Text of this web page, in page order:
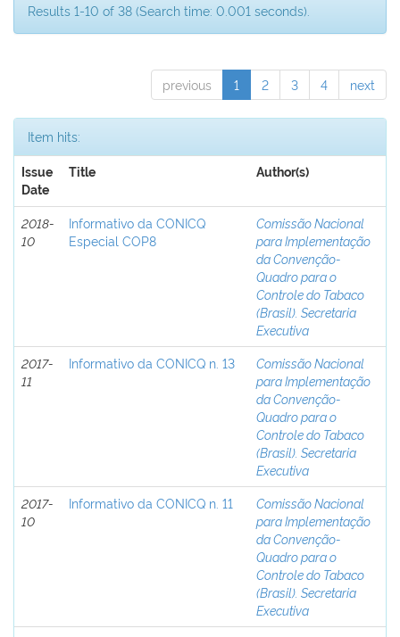
Results 1-10 of 38 (Search time: 0.001 seconds).
previous 1 2 3 4 next
Item hits:
Issue
Date
Title Author(s)
2018-
10
Informativo da CONICQ
Especial COP8
Comissão Nacional
para Implementação
da Convenção-
Quadro para o
Controle do Tabaco
(Brasil). Secretaria
Executiva
2017-
11
Informativo da CONICQ n. 13
Comissão Nacional
para Implementação
da Convenção-
Quadro para o
Controle do Tabaco
(Brasil). Secretaria
Executiva
2017-
10
Informativo da CONICQ n. 11
Comissão Nacional
para Implementação
da Convenção-
Quadro para o
Controle do Tabaco
(Brasil). Secretaria
Executiva